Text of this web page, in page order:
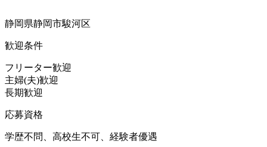
静岡県静岡市駿河区
歓迎条件
フリーター歓迎
主婦(夫)歓迎
長期歓迎
応募資格
学歴不問、高校生不可、経験者優遇